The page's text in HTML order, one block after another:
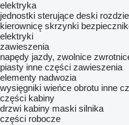
elektryka
jednostki sterujące deski
kierownicę skrzynki
elektryki
zawieszenia
napędy jazdy, zwolnice
piasty inne części zawieszenia
elementy nadwozia
wysięgniki wieńce obrotu inne
części kabiny
drzwi kabiny maski silnika
części robocze